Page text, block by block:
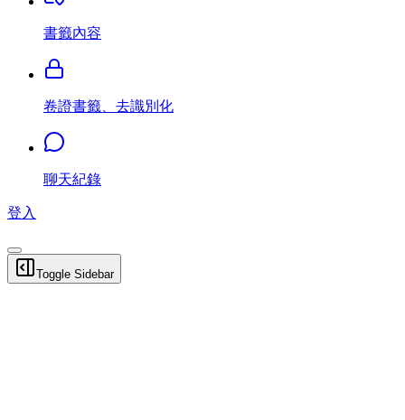
書籤內容
卷證書籤、去識別化
聊天紀錄
登入
Toggle Sidebar